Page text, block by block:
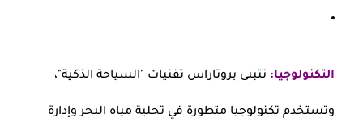
التكنولوجيا: تتبنى بروتاراس تقنيات "السياحة الذكية"،
وتستخدم تكنولوجيا متطورة في تحلية مياه البحر وإدارة